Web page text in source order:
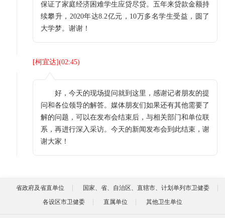
保证了家庭经济困难学生应贷尽贷。五年来贷款金额持
续攀升，2020年达8.2亿元，10万多名学生受益，圆了
大学梦。谢谢！
[柯宜达](02:45)
好，今天的现场提问就到这里，感谢记者朋友的提
问和各位领导的解答。媒体朋友们如果还有其他需要了
解的问题，可以在发布会结束后，与相关部门和单位联
系，再进行深入采访。今天的新闻发布会到此结束，谢
谢大家！
省政府及省直单位
国家、省、自治区、直辖市、计划单列市卫健委
各设区市卫健委
直属单位 其他卫生单位